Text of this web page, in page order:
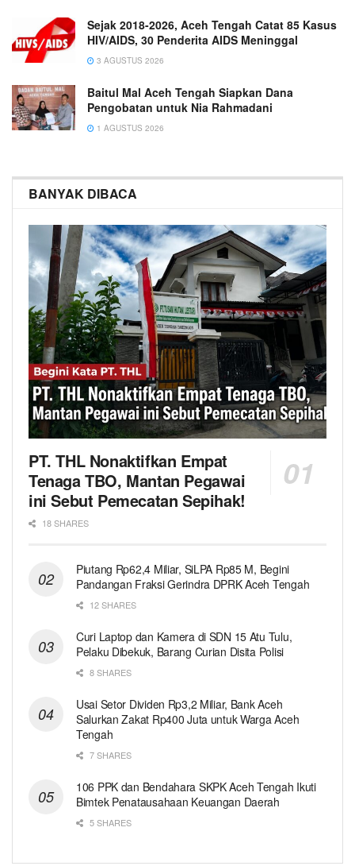
Sejak 2018-2026, Aceh Tengah Catat 85 Kasus
HIV/AIDS, 30 Penderita AIDS Meninggal
3 AGUSTUS 2026
Baitul Mal Aceh Tengah Siapkan Dana
Pengobatan untuk Nia Rahmadani
1 AGUSTUS 2026
BANYAK DIBACA
PT. THL Nonaktifkan Empat
Tenaga TBO, Mantan Pegawai
ini Sebut Pemecatan Sepihak!
18 SHARES
Piutang Rp62,4 Miliar, SiLPA Rp85 M, Begini
Pandangan Fraksi Gerindra DPRK Aceh Tengah
12 SHARES
Curi Laptop dan Kamera di SDN 15 Atu Tulu,
Pelaku Dibekuk, Barang Curian Disita Polisi
8 SHARES
Usai Setor Dividen Rp3,2 Miliar, Bank Aceh
Salurkan Zakat Rp400 Juta untuk Warga Aceh
Tengah
7 SHARES
106 PPK dan Bendahara SKPK Aceh Tengah Ikuti
Bimtek Penatausahaan Keuangan Daerah
5 SHARES